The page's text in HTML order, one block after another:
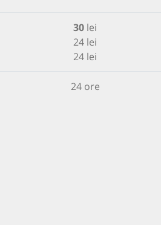
30 lei
24 lei
24 lei
24 ore